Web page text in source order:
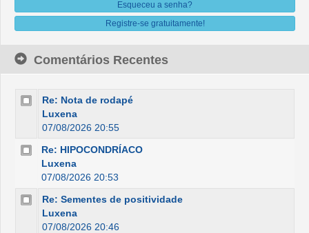
Esqueceu a senha?
Registre-se gratuitamente!
Comentários Recentes
Re: Nota de rodapé
Luxena
07/08/2026 20:55
Re: HIPOCONDRÍACO
Luxena
07/08/2026 20:53
Re: Sementes de positividade
Luxena
07/08/2026 20:46